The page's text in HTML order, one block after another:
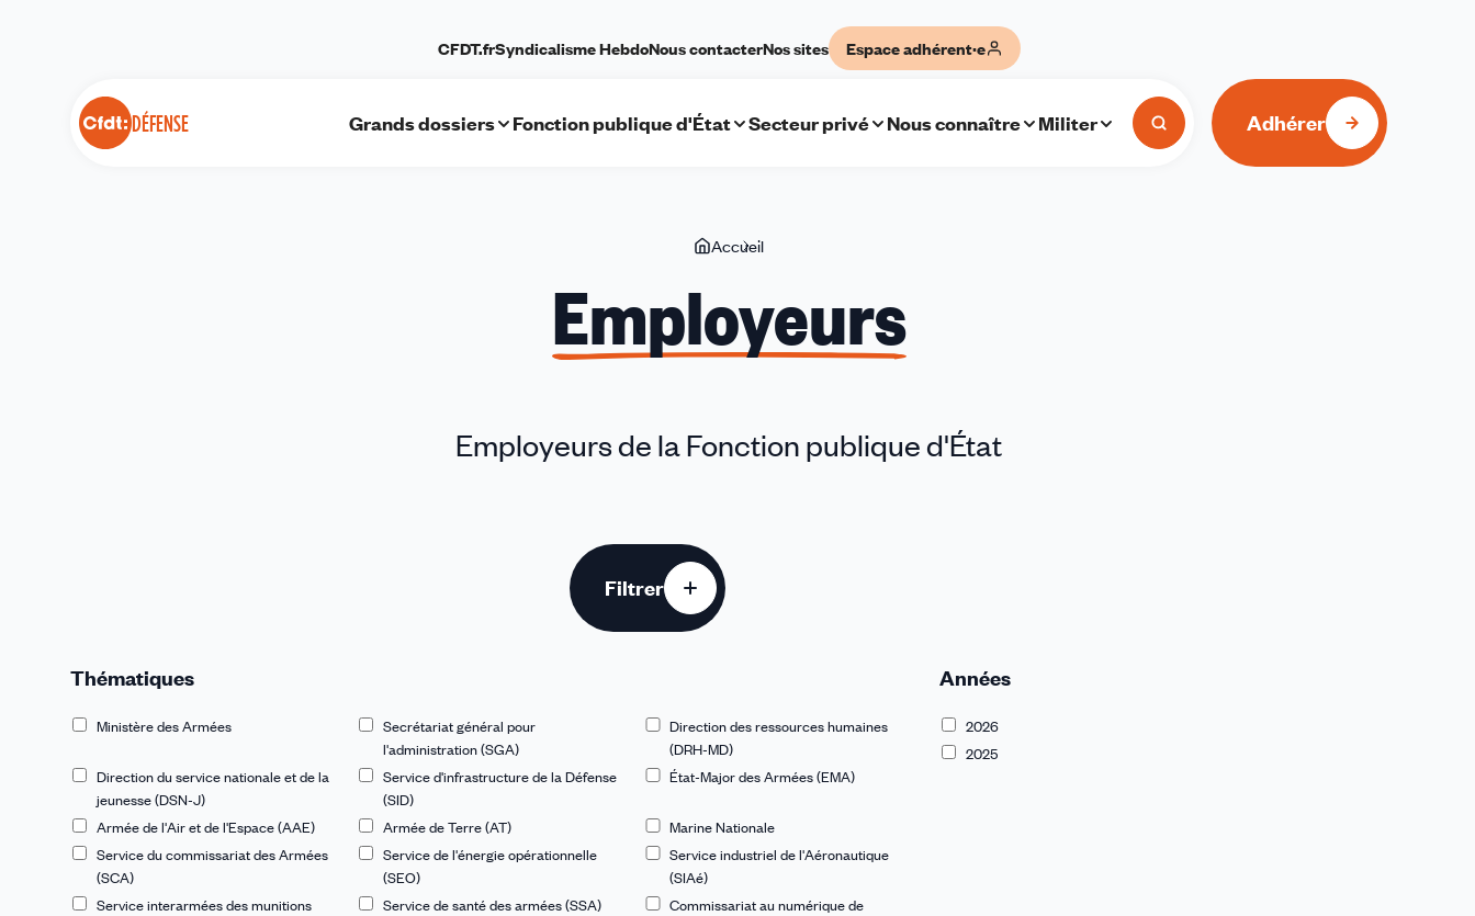
DÉFENSE
CFDT.frSyndicalisme HebdoNous contacterNos sites Espace adhérent·e
Grands dossiers Fonction publique d'État Secteur privé Nous connaître Militer Adhérer
Vous
ici
Accueil
Employeurs
Employeurs de la Fonction publique d'État
Filtrer
Thématiques
Ministère des Armées
Secrétariat général pour
l'administration (SGA)
Direction des ressources humaines
(DRH-MD)
Direction du service nationale et de la
jeunesse (DSN-J)
Service d'infrastructure de la Défense
(SID)
État-Major des Armées (EMA)
Armée de l'Air et de l'Espace (AAE) Armée de Terre (AT)
Marine Nationale
Service du commissariat des Armées
(SCA)
Service de l'énergie opérationnelle
(SEO)
Service industriel de l'Aéronautique
(SIAé)
Service interarmées des munitions
Service de santé des armées (SSA)
Commissariat au numérique de
Années
2026
2025